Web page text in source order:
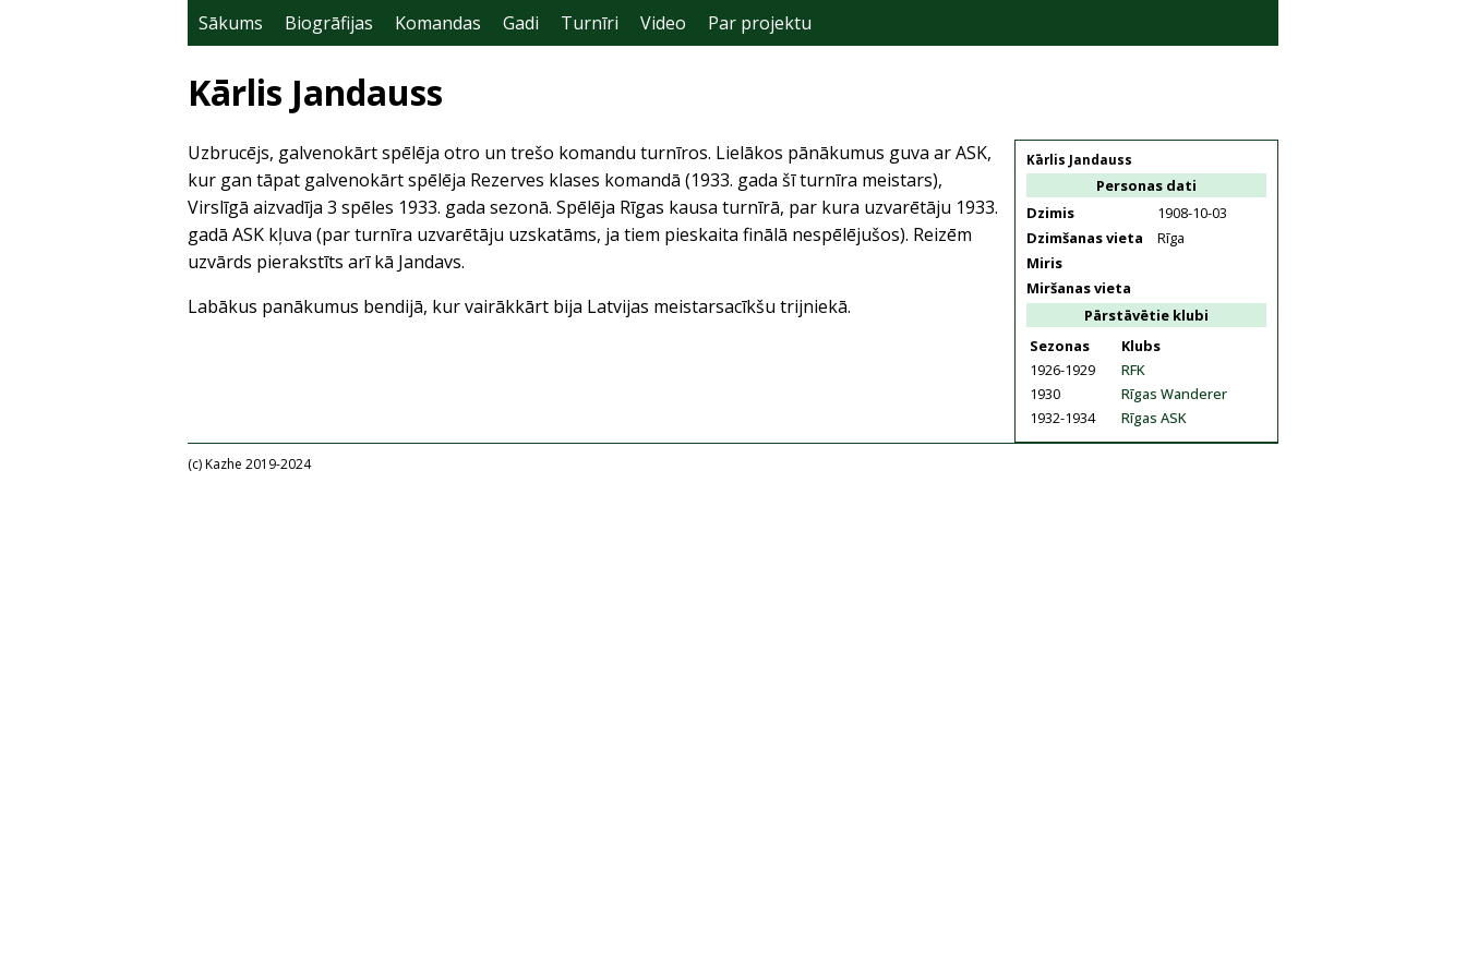
Sākums Biogrāfijas Komandas Gadi Turnīri Video Par projektu
Kārlis Jandauss
Kārlis Jandauss
Personas dati
Dzimis
1908-10-03
Dzimšanas vieta
Rīga
Miris
Miršanas vieta
Pārstāvētie klubi
Sezonas
Klubs
1926-1929
RFK
1930
Rīgas Wanderer
1932-1934
Rīgas ASK
Uzbrucējs, galvenokārt spēlēja otro un trešo komandu turnīros. Lielākos pānākumus guva ar ASK,
kur gan tāpat galvenokārt spēlēja Rezerves klases komandā (1933. gada šī turnīra meistars),
Virslīgā aizvadīja 3 spēles 1933. gada sezonā. Spēlēja Rīgas kausa turnīrā, par kura uzvarētāju 1933.
gadā ASK kļuva (par turnīra uzvarētāju uzskatāms, ja tiem pieskaita finālā nespēlējušos). Reizēm
uzvārds pierakstīts arī kā Jandavs.
Labākus panākumus bendijā, kur vairākkārt bija Latvijas meistarsacīkšu trijniekā.
(c) Kazhe 2019-2024